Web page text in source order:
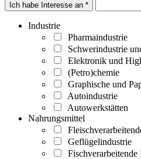
Ich habe Interesse an *
Industrie
Pharmaindustrie
Schwerindustrie
Elektronik und
(Petro)chemie
Graphische und
Autoindustrie
Autowerkstätten
Nahrungsmittel
Geflügelindustrie
Fischverarbeitende